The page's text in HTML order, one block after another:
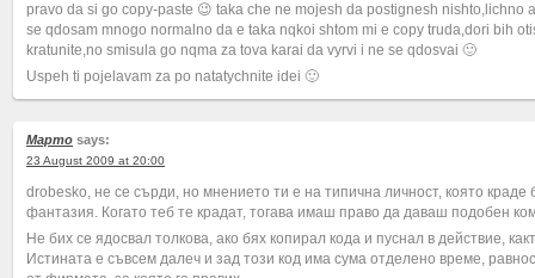
pravo da si go copy-paste 😉 taka che ne mojesh da postignesh nishto,lichno
se qdosam mnogo normalno da e taka nqkoi shtom mi e copy truda,dori bih
kratunite,no smisula go nqma za tova karai da vyrvi i ne se qdosvai 🙂
Uspeh ti pojelavam za po natatychnite idei 🙂
Марто says:
23 August 2009 at 20:00
drobesko, не се сърди, но мнението ти е на типична личност, която краде
фантазия. Когато теб те крадат, тогава имаш право да даваш подобен
Не бих се ядосвал толкова, ако бях копирал кода и пуснал в действие,
Истината е съвсем далеч и зад този код има сума отделено време,